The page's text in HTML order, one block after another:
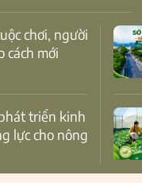
cách mới
lực cho nông